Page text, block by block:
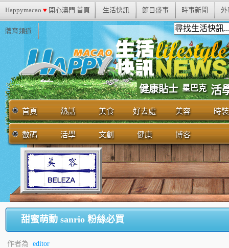
Happymacao ♥ 開心澳門 首頁 生活快訊 節目盛事 時事新聞 外
體育頻道
健康貼士 星巴克 活
首頁 熱話 美食 好去處 美容 時裝
數碼 活學 文創 健康 博客
甜蜜萌動 sanrio 粉絲必買
作者為 editor